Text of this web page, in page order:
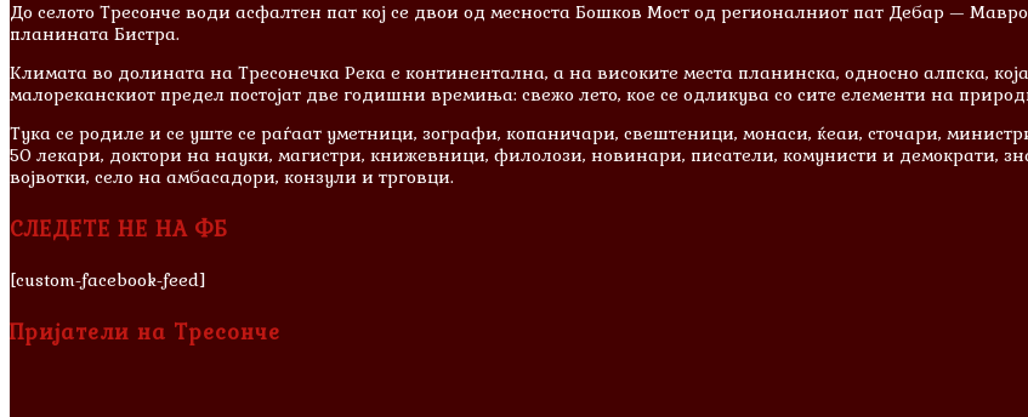
До селото Тресонче води асфалтен пат кој се двои од месноста Бошков Мост од регионалниот пат Дебар —
планината Бистра.
Климата во долината на Тресонечка Река е континентална, а на високите места планинска, односно алпска,
малореканскиот предел постојат две годишни времиња: свежо лето, кое се одликува со сите елементи на
Тука се родиле и сe уште се раѓаат уметници, зографи, копаничари, свештеници, монаси, ќеаи, сточари,
50 лекари, доктори на науки, магистри, книжевници, филолози, новинари, писатели, комунисти и демократи,
војвотки, село на амбасадори, конзули и трговци.
СЛЕДЕТЕ НЕ НА ФБ
[custom-facebook-feed]
Пријатели на Тресонче